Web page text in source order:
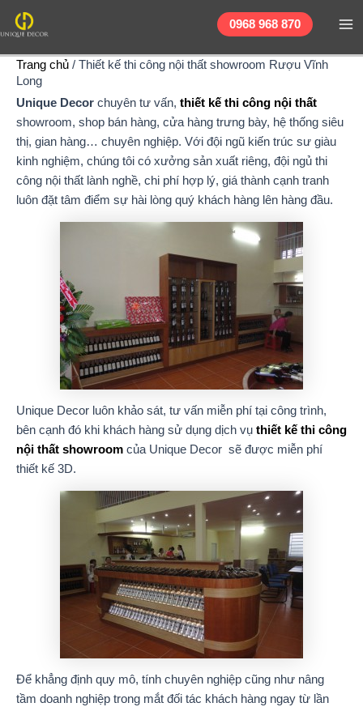
dung
0968 968 870
Trang chủ / Thiết kế thi công nội thất showroom Rượu Vĩnh
Long
Unique Decor chuyên tư vấn, thiết kế thi công nội thất
showroom, shop bán hàng, cửa hàng trưng bày, hệ thống siêu
thị, gian hàng… chuyên nghiệp. Với đội ngũ kiến trúc sư giàu
kinh nghiệm, chúng tôi có xưởng sản xuất riêng, đội ngủ thi
công nội thất lành nghề, chi phí hợp lý, giá thành cạnh tranh
luôn đặt tâm điểm sự hài lòng quý khách hàng lên hàng đầu.
Unique Decor luôn khảo sát, tư vấn miễn phí tại công trình,
bên cạnh đó khi khách hàng sử dụng dịch vụ thiết kế thi công
nội thất showroom của Unique Decor sẽ được miễn phí
thiết kế 3D.
Để khẳng định quy mô, tính chuyên nghiệp cũng như nâng
tầm doanh nghiệp trong mắt đối tác khách hàng ngay từ lần